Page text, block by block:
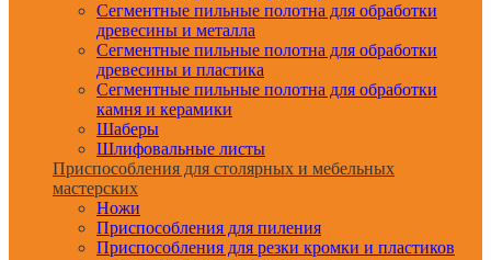
Сегментные пильные полотна для обработки
древесины и металла
Сегментные пильные полотна для обработки
древесины и пластика
Сегментные пильные полотна для обработки
камня и керамики
Шаберы
Шлифовальные листы
Приспособления для столярных и мебельных
мастерских
Ножи
Приспособления для пиления
Приспособления для резки кромки и пластиков